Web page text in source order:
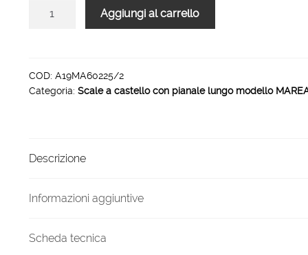
225
larghezza
due
MAREA
Aggiungi al carrello
COD: A19MA60225/2
Categoria: Scale a castello con pianale lungo modello
Descrizione
Informazioni aggiuntive
Scheda tecnica